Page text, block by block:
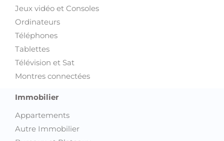
Jeux vidéo et Consoles
Ordinateurs
Téléphones
Tablettes
Télévision et Sat
Montres connectées
Immobilier
Appartements
Autre Immobilier